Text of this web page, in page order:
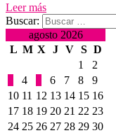
Leer más
Buscar:
agosto 2026
L M X J V S D
1
2
4 6 7 8
9
10 11 12 13 14 15 16
17 18 19 20 21 22 23
24 25 26 27 28 29 30